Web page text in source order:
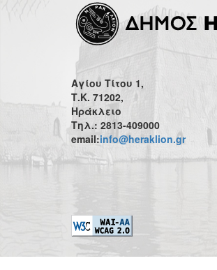
Αγίου Τίτου 1,
Τ.Κ. 71202,
Ηράκλειο
Τηλ.: 2813-409000
email:info@heraklion.gr